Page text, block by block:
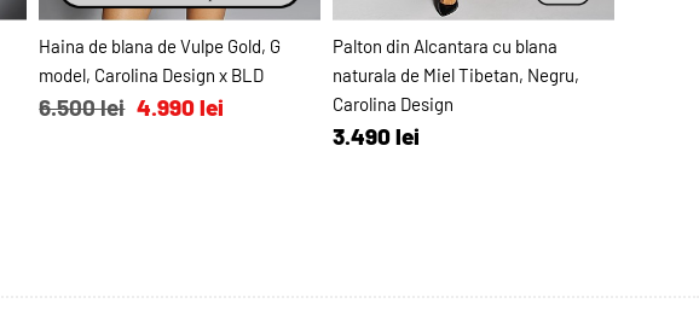
ADAUGĂ ÎN COŞ
Haina de blana de Vulpe Gold, G
model, Carolina Design x BLD
6.500 lei 4.990 lei
ADAUGĂ ÎN COŞ
Palton din Alcantara cu blana
naturala de Miel Tibetan, Negru,
Carolina Design
3.490 lei